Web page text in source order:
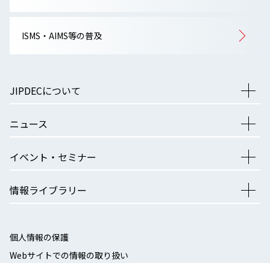
ISMS・AIMS等の普及
JIPDECについて
ニュース
イベント・セミナー
情報ライブラリー
個人情報の保護
Webサイトでの情報の取り扱い